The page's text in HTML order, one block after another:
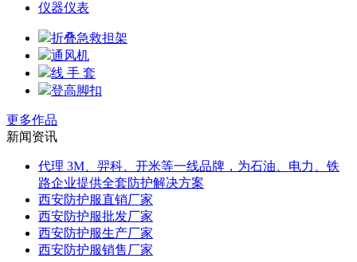
仪器仪表
折叠急救担架
通风机
线 手 套
登高脚扣
更多作品
新闻资讯
代理 3M、羿科、开米等一线品牌，为石油、电力、铁
路企业提供全套防护解决方案
西安防护服直销厂家
西安防护服批发厂家
西安防护服生产厂家
西安防护服销售厂家